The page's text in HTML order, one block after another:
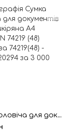
Сумка чоловіча для документів велика шкіряна А4 SULLIVAN 74219 (48) коричнева